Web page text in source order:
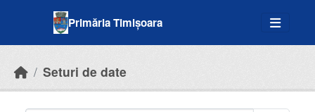
Primăria Timișoara
Seturi de date